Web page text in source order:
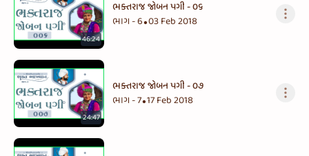
46:24
ભક્તરાજ જોબન પગી - ૦૬
ભાગ - 6•03 Feb 2018
24:47
ભક્તરાજ જોબન પગી - ૦૭
ભાગ - 7•17 Feb 2018